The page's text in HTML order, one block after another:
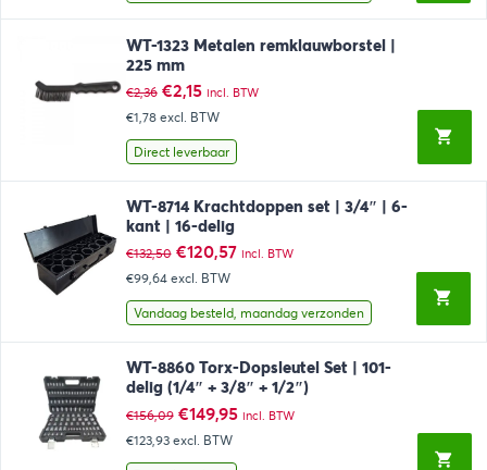
WT-1323 Metalen remklauwborstel |
225 mm
€2,36 Oorspronkelijke
prijs
was:
€2,36.
€2,15Huidige
prijs
is:
€2,15.
incl. BTW
€1,78 excl. BTW
Direct leverbaar
WT-8714 Krachtdoppen set | 3/4″ | 6-
kant | 16-delig
€132,50 Oorspronkelijke
prijs
was:
€132,50.
€120,57Huidige
€120,57.
incl. BTW
€99,64 excl. BTW
Vandaag besteld, maandag verzonden
WT-8860 Torx-Dopsleutel Set | 101-
delig (1/4″ + 3/8″ + 1/2″)
€156,09 Oorspronkelijke
prijs
was:
€156,09.
€149,95Huidige
€149,95.
incl. BTW
€123,93 excl. BTW